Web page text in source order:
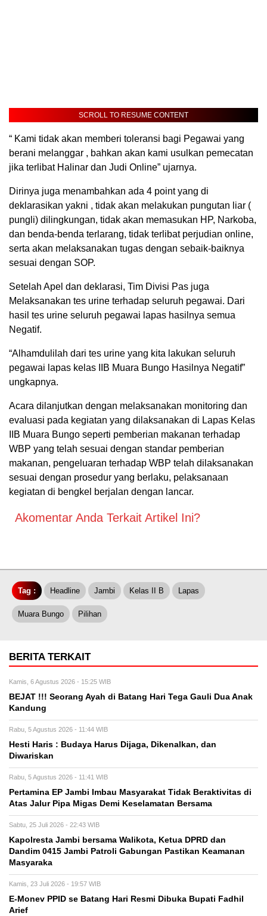
SCROLL TO RESUME CONTENT
“ Kami tidak akan memberi toleransi bagi Pegawai yang
berani melanggar , bahkan akan kami usulkan pemecatan
jika terlibat Halinar dan Judi Online” ujarnya.
Dirinya juga menambahkan ada 4 point yang di
deklarasikan yakni , tidak akan melakukan pungutan liar (
pungli) dilingkungan, tidak akan memasukan HP, Narkoba,
dan benda-benda terlarang, tidak terlibat perjudian online,
serta akan melaksanakan tugas dengan sebaik-baiknya
sesuai dengan SOP.
Setelah Apel dan deklarasi, Tim Divisi Pas juga
Melaksanakan tes urine terhadap seluruh pegawai. Dari
hasil tes urine seluruh pegawai lapas hasilnya semua
Negatif.
“Alhamdulilah dari tes urine yang kita lakukan seluruh
pegawai lapas kelas IIB Muara Bungo Hasilnya Negatif”
ungkapnya.
Acara dilanjutkan dengan melaksanakan monitoring dan
evaluasi pada kegiatan yang dilaksanakan di Lapas Kelas
IIB Muara Bungo seperti pemberian makanan terhadap
WBP yang telah sesuai dengan standar pemberian
makanan, pengeluaran terhadap WBP telah dilaksanakan
sesuai dengan prosedur yang berlaku, pelaksanaan
kegiatan di bengkel berjalan dengan lancar.
Akomentar Anda Terkait Artikel Ini?
Tag : Headline Jambi Kelas II B Lapas
Muara Bungo Pilihan
BERITA TERKAIT
Kamis, 6 Agustus 2026 - 15:25 WIB
BEJAT !!! Seorang Ayah di Batang Hari Tega Gauli Dua Anak
Kandung
Rabu, 5 Agustus 2026 - 11:44 WIB
Hesti Haris : Budaya Harus Dijaga, Dikenalkan, dan
Diwariskan
Rabu, 5 Agustus 2026 - 11:41 WIB
Pertamina EP Jambi Imbau Masyarakat Tidak Beraktivitas di
Atas Jalur Pipa Migas Demi Keselamatan Bersama
Sabtu, 25 Juli 2026 - 22:43 WIB
Kapolresta Jambi bersama Walikota, Ketua DPRD dan
Dandim 0415 Jambi Patroli Gabungan Pastikan Keamanan
Masyaraka
Kamis, 23 Juli 2026 - 19:57 WIB
E-Monev PPID se Batang Hari Resmi Dibuka Bupati Fadhil
Arief